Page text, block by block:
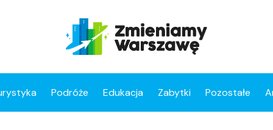
Podróże Edukacja Zabytki Pozostałe